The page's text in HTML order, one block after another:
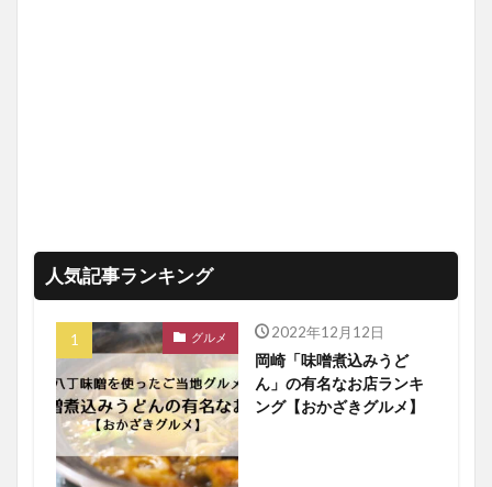
人気記事ランキング
グルメ 2022年12月12日
岡崎「味噌煮込みうど
ん」の有名なお店ランキ
ング【おかざきグルメ】